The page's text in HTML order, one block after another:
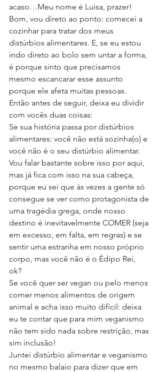
acaso…Meu nome é Luisa, prazer!
Bom, vou direto ao ponto: comecei a
cozinhar para tratar dos meus
distúrbios alimentares. E, se eu estou
indo direto ao bolo sem untar a forma,
é porque sinto que precisamos
mesmo escancarar esse assunto
porque ele afeta muitas pessoas.
Então antes de seguir, deixa eu dividir
com vocês duas coisas:
Se sua história passa por distúrbios
alimentares: você não está sozinha(o) e
você não é o seu distúrbio alimentar.
Vou falar bastante sobre isso por aqui,
mas já fica com isso na sua cabeça,
porque eu sei que às vezes a gente só
consegue se ver como protagonista de
uma tragédia grega, onde nosso
destino é inevitavelmente COMER (seja
em excesso, em falta, em regras) e se
sentir uma estranha em nosso próprio
corpo, mas você não é o Édipo Rei,
ok?
Se você quer ser vegan ou pelo menos
comer menos alimentos de origem
animal e acha isso muito difícil: deixa
eu te contar que para mim veganismo
não tem sido nada sobre restrição, mas
sim inclusão!
Juntei distúrbio alimentar e veganismo
no mesmo balaio para dizer que em